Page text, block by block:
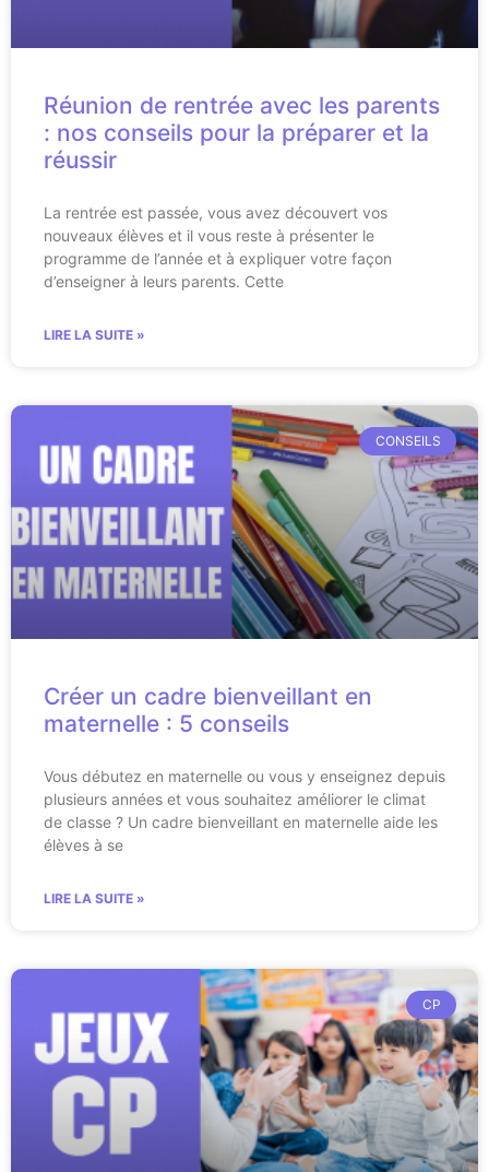
Réunion de rentrée avec les parents
: nos conseils pour la préparer et la
réussir
La rentrée est passée, vous avez découvert vos
nouveaux élèves et il vous reste à présenter le
programme de l’année et à expliquer votre façon
d’enseigner à leurs parents. Cette
LIRE LA SUITE »
CONSEILS
Créer un cadre bienveillant en
maternelle : 5 conseils
Vous débutez en maternelle ou vous y enseignez depuis
plusieurs années et vous souhaitez améliorer le climat
de classe ? Un cadre bienveillant en maternelle aide les
élèves à se
LIRE LA SUITE »
CP